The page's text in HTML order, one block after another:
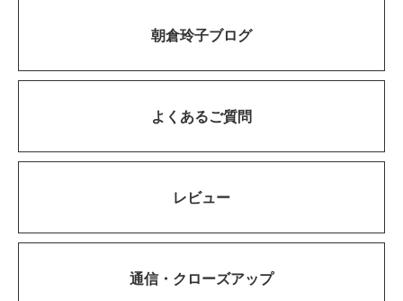
朝倉玲子ブログ
よくあるご質問
レビュー
通信・ クローズアップ